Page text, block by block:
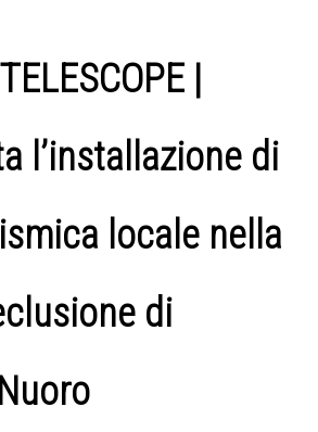
|
l’installazione di
locale nella
di